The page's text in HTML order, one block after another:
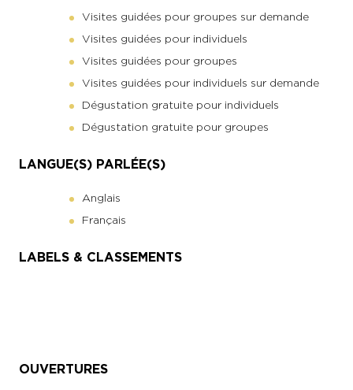
Visites guidées pour groupes sur demande
Visites guidées pour individuels
Visites guidées pour groupes
Visites guidées pour individuels sur demande
Dégustation gratuite pour individuels
Dégustation gratuite pour groupes
LANGUE(S) PARLÉE(S)
Anglais
Français
LABELS & CLASSEMENTS
OUVERTURES